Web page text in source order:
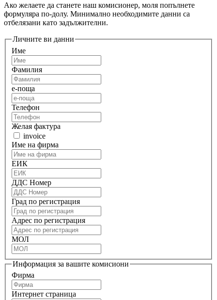
Ако желаете да станете наш комисионер, моля попълнете
формуляра по-долу. Минимално необходимите данни са
отбелязани като задължителни.
Личните ви данни
Име
Фамилия
е-поща
Телефон
Желая фактура
invoice
Име на фирма
ЕИК
ДДС Номер
Град по регистрация
Адрес по регистрация
МОЛ
Информация за вашите комисиони
Фирма
Интернет страница